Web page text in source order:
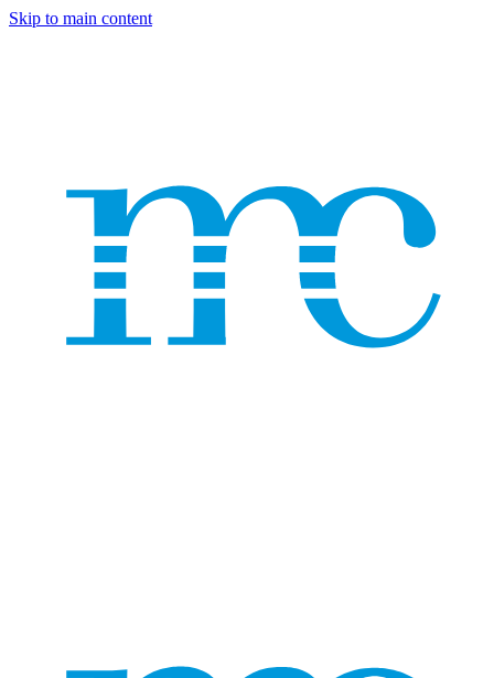
Skip to main content